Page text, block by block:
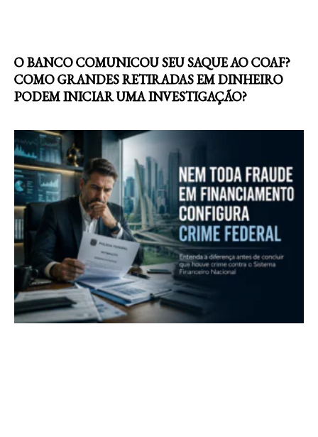
O BANCO COMUNICOU SEU SAQUE AO COAF?
COMO GRANDES RETIRADAS EM DINHEIRO
PODEM INICIAR UMA INVESTIGAÇÃO?